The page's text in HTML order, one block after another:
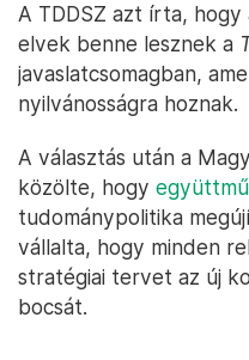
A TDDSZ azt írta,
elvek benne lesznek a
javaslatcsomagban,
nyilvánosságra hoznak.
A választás után a
közölte, hogy
tudománypolitika
vállalta, hogy minden
stratégiai tervet az új
bocsát.